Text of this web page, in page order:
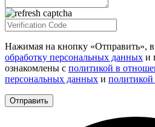
Нажимая на кнопку «Отправить»,
обработку персональных данных и
ознакомлены с политикой в
персональных данных и